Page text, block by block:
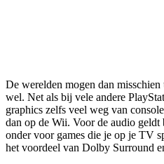
De werelden mogen dan
wel. Net als bij vele andere
graphics zelfs veel weg van
dan op de Wii. Voor de audio
onder voor games die je op je TV
het voordeel van Dolby Surround